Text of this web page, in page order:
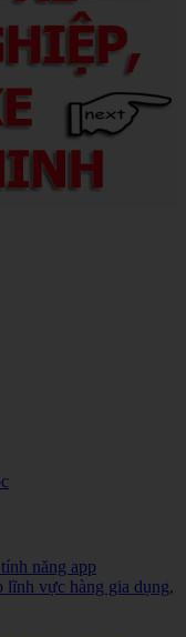
năng app
vực hàng gia dụng,